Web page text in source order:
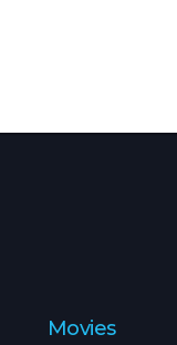
Movies